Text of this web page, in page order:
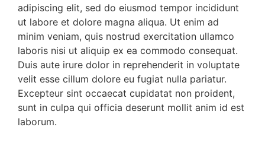
adipiscing elit, sed do eiusmod tempor incididunt
ut labore et dolore magna aliqua. Ut enim ad
minim veniam, quis nostrud exercitation ullamco
laboris nisi ut aliquip ex ea commodo consequat.
Duis aute irure dolor in reprehenderit in voluptate
velit esse cillum dolore eu fugiat nulla pariatur.
Excepteur sint occaecat cupidatat non proident,
sunt in culpa qui officia deserunt mollit anim id est
laborum.